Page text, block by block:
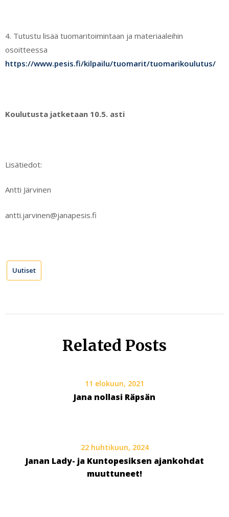
4. Tutustu lisää tuomaritoimintaan ja materiaaleihin
osoitteessa
https://www.pesis.fi/kilpailu/tuomarit/tuomarikoulutus/
Koulutusta jatketaan 10.5. asti
Lisätiedot:
Antti Järvinen
antti.jarvinen@janapesis.fi
Uutiset
Related Posts
11 elokuun, 2021
Jana nollasi Räpsän
22 huhtikuun, 2024
Janan Lady- ja Kuntopesiksen ajankohdat
muuttuneet!